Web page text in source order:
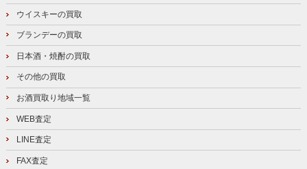
ウイスキーの買取
ブランデーの買取
日本酒・焼酎の買取
その他の買取
お酒買取り地域一覧
WEB査定
LINE査定
FAX査定